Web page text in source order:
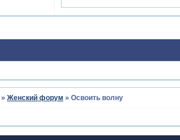
»Женский форум »Освоить волну